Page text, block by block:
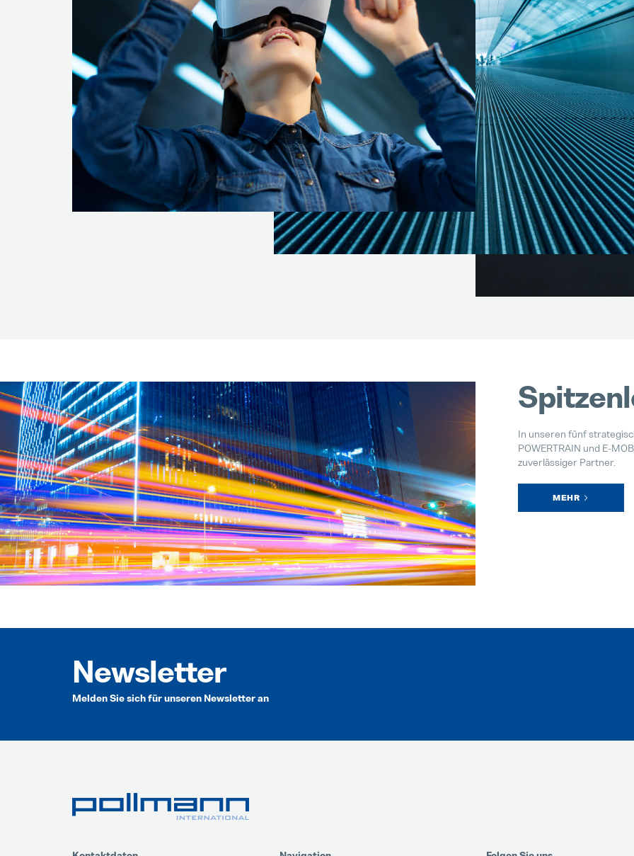
In unseren fünf
POWERTRAIN und E-
zuverlässiger Partner.
MEHR
Newsletter
Melden Sie sich für unseren Newsletter an